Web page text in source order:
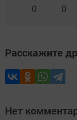
0 0
Расскажите
Нет